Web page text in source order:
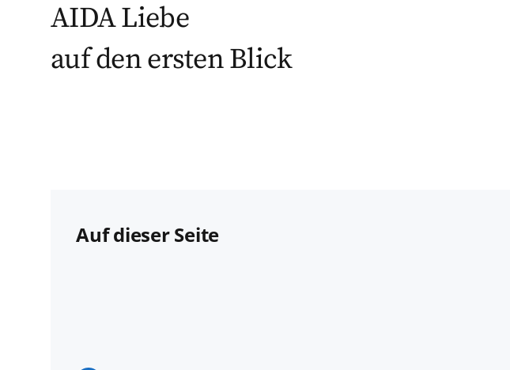
AIDA Liebe
auf den ersten Blick
Auf dieser Seite